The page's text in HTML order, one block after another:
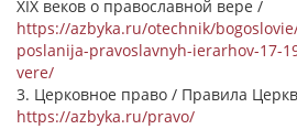
XIX веков о православной вере /
https://azbyka.ru/otechnik/
poslanija-pravoslavnyh-ierarhov-17-
vere/
3. Церковное право / Правила
https://azbyka.ru/pravo/